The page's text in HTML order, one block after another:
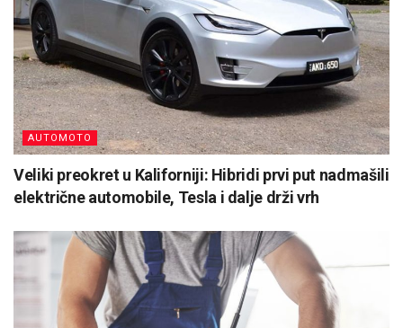
AUTOMOTO
Veliki preokret u Kaliforniji: Hibridi prvi put nadmašili
električne automobile, Tesla i dalje drži vrh